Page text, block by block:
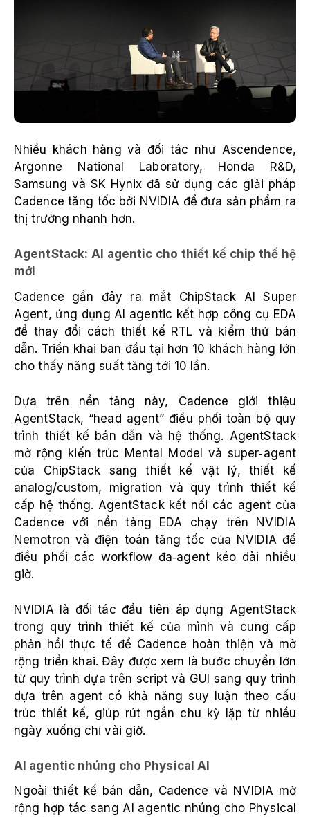
Nhiều khách hàng và đối tác như Ascendence,
Argonne National Laboratory, Honda R&D,
Samsung và SK Hynix đã sử dụng các giải pháp
Cadence tăng tốc bởi NVIDIA để đưa sản phẩm ra
thị trường nhanh hơn.
AgentStack: AI agentic cho thiết kế chip thế hệ
mới
Cadence gần đây ra mắt ChipStack AI Super
Agent, ứng dụng AI agentic kết hợp công cụ EDA
để thay đổi cách thiết kế RTL và kiểm thử bán
dẫn. Triển khai ban đầu tại hơn 10 khách hàng lớn
cho thấy năng suất tăng tới 10 lần.
Dựa trên nền tảng này, Cadence giới thiệu
AgentStack, “head agent” điều phối toàn bộ quy
trình thiết kế bán dẫn và hệ thống. AgentStack
mở rộng kiến trúc Mental Model và super‑agent
của ChipStack sang thiết kế vật lý, thiết kế
analog/custom, migration và quy trình thiết kế
cấp hệ thống. AgentStack kết nối các agent của
Cadence với nền tảng EDA chạy trên NVIDIA
Nemotron và điện toán tăng tốc của NVIDIA để
điều phối các workflow đa‑agent kéo dài nhiều
giờ.
NVIDIA là đối tác đầu tiên áp dụng AgentStack
trong quy trình thiết kế của mình và cung cấp
phản hồi thực tế để Cadence hoàn thiện và mở
rộng triển khai. Đây được xem là bước chuyển lớn
từ quy trình dựa trên script và GUI sang quy trình
dựa trên agent có khả năng suy luận theo cấu
trúc thiết kế, giúp rút ngắn chu kỳ lặp từ nhiều
ngày xuống chỉ vài giờ.
AI agentic nhúng cho Physical AI
Ngoài thiết kế bán dẫn, Cadence và NVIDIA mở
rộng hợp tác sang AI agentic nhúng cho Physical